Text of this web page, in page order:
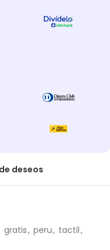
deseos
gratis, peru, tactil,